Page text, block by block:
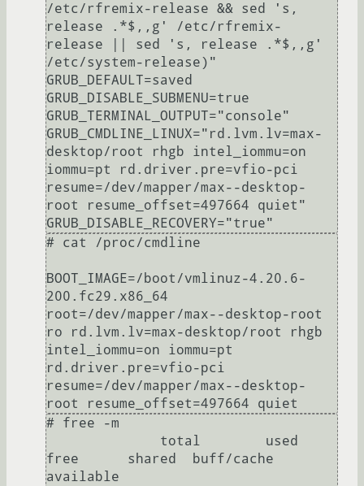
/etc/rfremix-release && sed 's,
release .*$,,g' /etc/rfremix-
release || sed 's, release .*$,,g'
/etc/system-release)"
GRUB_DEFAULT=saved
GRUB_DISABLE_SUBMENU=true
GRUB_TERMINAL_OUTPUT="console"
GRUB_CMDLINE_LINUX="rd.lvm.lv=max-
desktop/root rhgb intel_iommu=on
iommu=pt rd.driver.pre=vfio-pci
resume=/dev/mapper/max--desktop-
root resume_offset=497664 quiet"
# cat /proc/cmdline
BOOT_IMAGE=/boot/vmlinuz-4.20.6-
200.fc29.x86_64
root=/dev/mapper/max--desktop-root
ro rd.lvm.lv=max-desktop/root rhgb
intel_iommu=on iommu=pt
rd.driver.pre=vfio-pci
resume=/dev/mapper/max--desktop-
# free -m
free      shared  buff/cache
available